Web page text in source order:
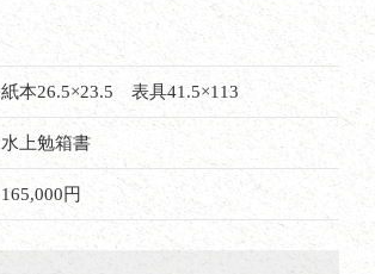
紙本26.5×23.5 表具41.5×113
水上勉箱書
165,000円